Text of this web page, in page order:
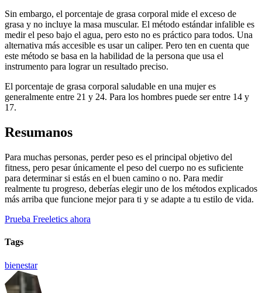
Sin embargo, el porcentaje de grasa corporal mide el exceso de
grasa y no incluye la masa muscular. El método estándar infalible es
medir el peso bajo el agua, pero esto no es práctico para todos. Una
alternativa más accesible es usar un caliper. Pero ten en cuenta que
este método se basa en la habilidad de la persona que usa el
instrumento para lograr un resultado preciso.
El porcentaje de grasa corporal saludable en una mujer es
generalmente entre 21 y 24. Para los hombres puede ser entre 14 y
17.
Resumanos
Para muchas personas, perder peso es el principal objetivo del
fitness, pero pesar únicamente el peso del cuerpo no es suficiente
para determinar si estás en el buen camino o no. Para medir
realmente tu progreso, deberías elegir uno de los métodos explicados
más arriba que funcione mejor para ti y se adapte a tu estilo de vida.
Prueba Freeletics ahora
Tags
bienestar